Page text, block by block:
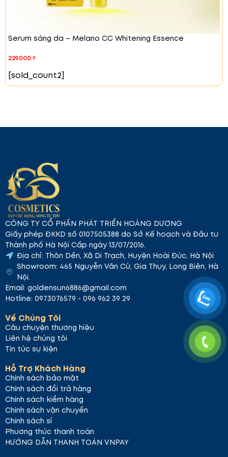
Serum sáng da – Melano CC Whitening Essence
229.000₫
[sold_count2]
CÔNG TY CỔ PHẦN PHÁT TRIỂN HOÀNG DƯƠNG
Giấy phép ĐKKD số 0107505388 do Sở Kế hoạch và Đầu tư
Thành phố Hà Nội Cấp ngày 13/07/2016.
Địa chỉ: Thôn Dền, Xã Di Trạch, Huyện Hoài Đức, Hà Nội
Showroom: 465 Nguyễn Văn Cừ, Gia Thụy, Long Biên, Hà
Nội.
Email: goldensun6886@gmail.com
Hotline: 0973076579 - 096 962 39 29
Về Chúng Tôi
Câu chuyện thương hiệu
Liên hệ chúng tôi
Tin tức sự kiện
Hỗ Trợ Khách Hàng
Chính sách bảo mật
Chính sách đổi trả hàng
Chính sách kiểm hàng
Chính sách vận chuyển
Chính sách sỉ
Phương thức thanh toán
HƯỚNG DẪN THANH TOÁN VNPAY